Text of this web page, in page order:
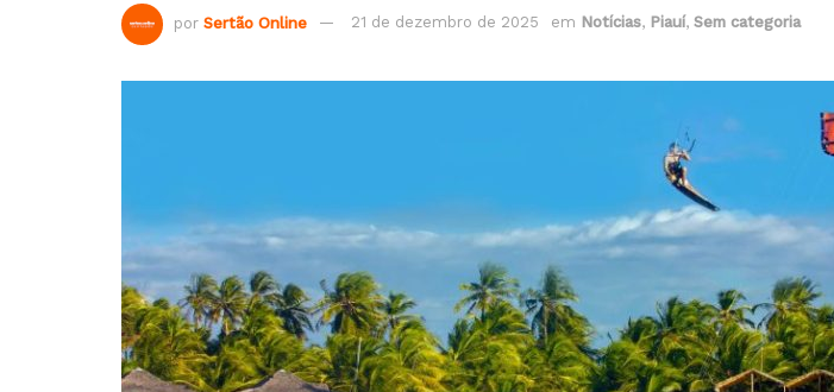
por Sertão Online 21 de dezembro de 2025 em Notícias, Piauí, Sem categoria